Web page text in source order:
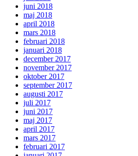
juni 2018
maj 2018
april 2018
mars 2018
februari 2018
januari 2018
december 2017
november 2017
oktober 2017
september 2017
augusti 2017
juli 2017
juni 2017
maj 2017
april 2017
mars 2017
februari 2017